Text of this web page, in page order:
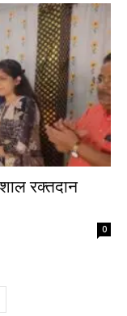
रक्तदान
0